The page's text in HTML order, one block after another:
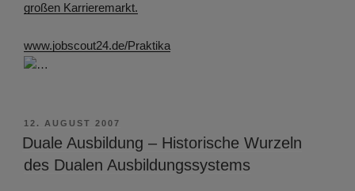
großen Karrieremarkt.
www.jobscout24.de/Praktika
…
VERÖFFENTLICHT
AM
12. AUGUST 2007
Duale Ausbildung – Historische Wurzeln
des Dualen Ausbildungssystems